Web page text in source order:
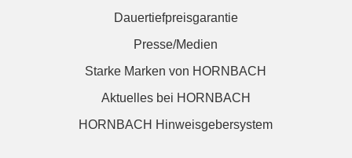
Dauertiefpreisgarantie
Presse/Medien
Starke Marken von HORNBACH
Aktuelles bei HORNBACH
HORNBACH Hinweisgebersystem